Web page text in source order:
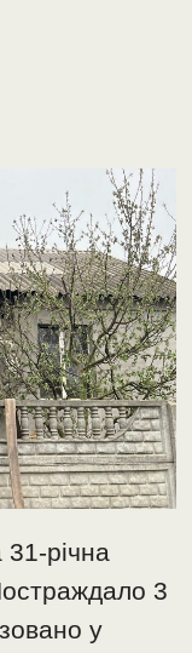
31-річна
3
у